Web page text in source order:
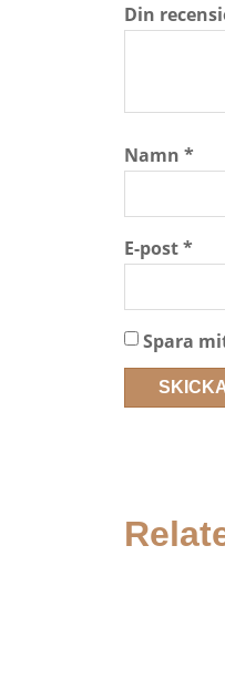
Din
Namn *
E-post*
Spara